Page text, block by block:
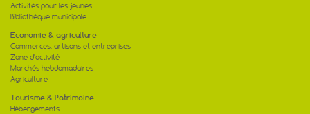
Activités pour les jeunes
Bibliothèque municipale
Economie & agriculture
Commerces, artisans et entreprises
Zone d'activité
Marchés hebdomadaires
Agriculture
Tourisme & Patrimoine
Hébergements